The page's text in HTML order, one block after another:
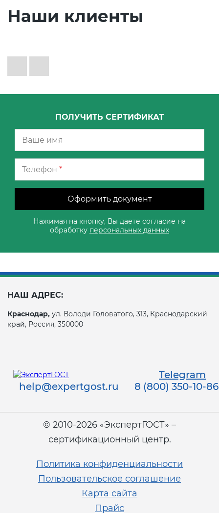
Наши клиенты
ПОЛУЧИТЬ СЕРТИФИКАТ
Телефон *
Оформить документ
Нажимая на кнопку, Вы даете согласие на
обработку персональных данных
НАШ АДРЕС:
Краснодар, ул. Володи Головатого, 313, Краснодарский
край, Россия, 350000
Telegram
help@expertgost.ru
8 (800) 350-10-86
© 2010-2026 «ЭкспертГОСТ» –
сертификационный центр.
Политика конфиденциальности
Пользовательское соглашение
Карта сайта
Прайс